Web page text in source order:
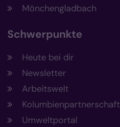
Mönchengladbach
Schwerpunkte
Heute bei dir
Newsletter
Arbeitswelt
Kolumbienpartnerschaft
Umweltportal